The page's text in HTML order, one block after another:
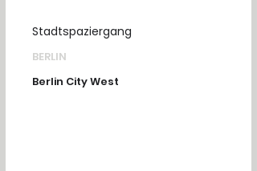
Stadtspaziergang
BERLIN
Berlin City West